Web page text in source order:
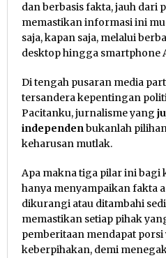
dan berbasis fakta, jauh dari
memastikan informasi ini
saja, kapan saja, melalui
desktop hingga smartphone
Di tengah pusaran media
tersandera kepentingan
Pacitanku, jurnalisme yang
independenbukanlah
keharusan mutlak.
Apa makna tiga pilar ini bagi
hanya menyampaikan fakta
dikurangi atau ditambahi
memastikan setiap pihak
pemberitaan mendapat porsi
keberpihakan, demi